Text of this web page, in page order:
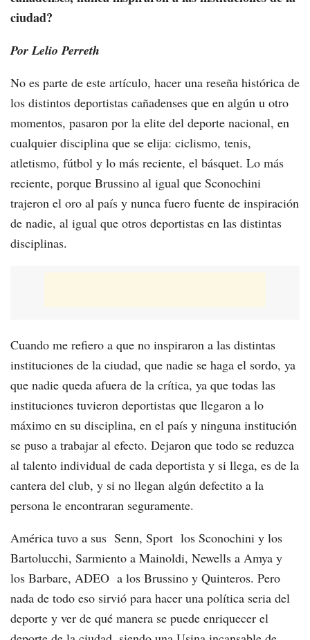
ciudad?
Por Lelio Perreth
No es parte de este artículo, hacer una reseña histórica de
los distintos deportistas cañadenses que en algún u otro
momentos, pasaron por la elite del deporte nacional, en
cualquier disciplina que se elija: ciclismo, tenis,
atletismo, fútbol y lo más reciente, el básquet. Lo más
reciente, porque Brussino al igual que Sconochini
trajeron el oro al país y nunca fuero fuente de inspiración
de nadie, al igual que otros deportistas en las distintas
disciplinas.
Cuando me refiero a que no inspiraron a las distintas
instituciones de la ciudad, que nadie se haga el sordo, ya
que nadie queda afuera de la crítica, ya que todas las
instituciones tuvieron deportistas que llegaron a lo
máximo en su disciplina, en el país y ninguna institución
se puso a trabajar al efecto. Dejaron que todo se reduzca
al talento individual de cada deportista y si llega, es de la
cantera del club, y si no llegan algún defectito a la
persona le encontraran seguramente.
América tuvo a sus Senn, Sport los Sconochini y los
Bartolucchi, Sarmiento a Mainoldi, Newells a Amya y
los Barbare, ADEO a los Brussino y Quinteros. Pero
nada de todo eso sirvió para hacer una política seria del
deporte y ver de qué manera se puede enriquecer el